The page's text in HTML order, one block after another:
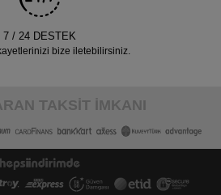
7 / 24 DESTEK
bize iletebilirsiniz.
TAKSİT İMKANI